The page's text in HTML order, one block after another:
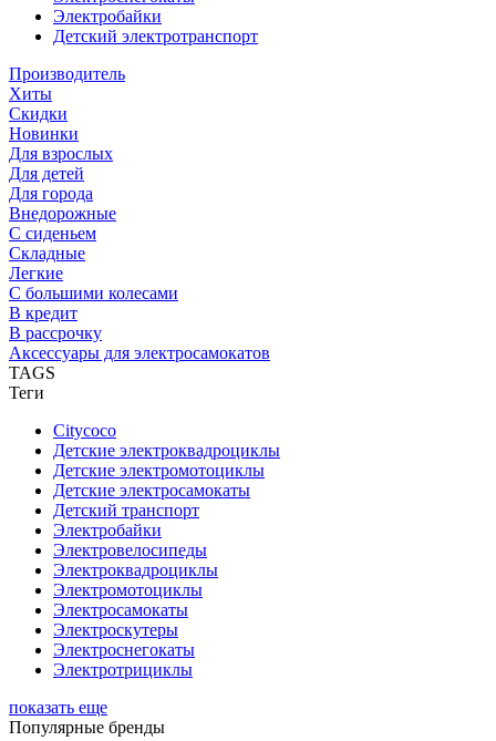
Электробайки
Детский электротранспорт
Производитель
Хиты
Скидки
Новинки
Для взрослых
Для детей
Для города
Внедорожные
С сиденьем
Складные
Легкие
С большими колесами
В кредит
В рассрочку
Аксессуары для электросамокатов
TAGS
Теги
Citycoco
Детские электроквадроциклы
Детские электромотоциклы
Детские электросамокаты
Детский транспорт
Электробайки
Электровелосипеды
Электроквадроциклы
Электромотоциклы
Электросамокаты
Электроскутеры
Электроснегокаты
Электротрициклы
показать еще
Популярные бренды